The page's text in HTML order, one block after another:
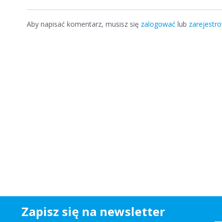
Aby napisać komentarz, musisz się zalogować lub
Zapisz się na newsletter